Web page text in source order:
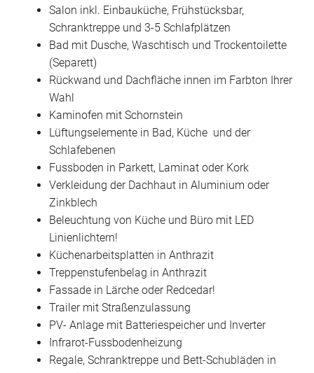
Salon inkl. Einbauküche, Frühstücksbar,
Schranktreppe und 3-5 Schlafplätzen
Bad mit Dusche, Waschtisch und Trockentoilette
(Separett)
Rückwand und Dachfläche innen im Farbton Ihrer
Wahl
Kaminofen mit Schornstein
Lüftungselemente in Bad, Küche und der
Schlafebenen
Fussboden in Parkett, Laminat oder Kork
Verkleidung der Dachhaut in Aluminium oder
Zinkblech
Beleuchtung von Küche und Büro mit LED
Linienlichtern!
Küchenarbeitsplatten in Anthrazit
Treppenstufenbelag in Anthrazit
Fassade in Lärche oder Redcedar!
Trailer mit Straßenzulassung
PV- Anlage mit Batteriespeicher und Inverter
Infrarot-Fussbodenheizung
Regale, Schranktreppe und Bett-Schubläden in